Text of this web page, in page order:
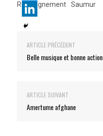
Renseignement
Saumur
ARTICLE PRÉCÉDENT
Belle musique et bonne action…
ARTICLE SUIVANT
Amertume afghane